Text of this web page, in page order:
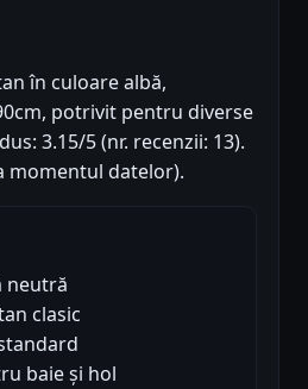
în culoare albă,
potrivit pentru diverse
3.15/5 (nr. recenzii: 13).
momentul datelor).
neutră
clasic
baie și hol